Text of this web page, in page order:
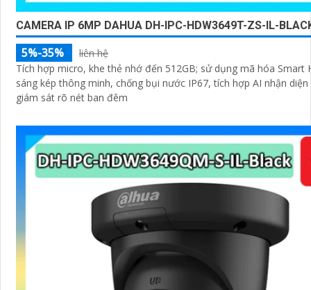
CAMERA IP 6MP DAHUA DH-IPC-HDW3649T-ZS-IL-
5%-35%
liên hệ
Tích hợp micro, khe thẻ nhớ đến 512GB; sử dụng mã hóa Smart
sáng kép thông minh, chống bụi nước IP67, tích hợp AI nhận
giám sát rõ nét ban đêm